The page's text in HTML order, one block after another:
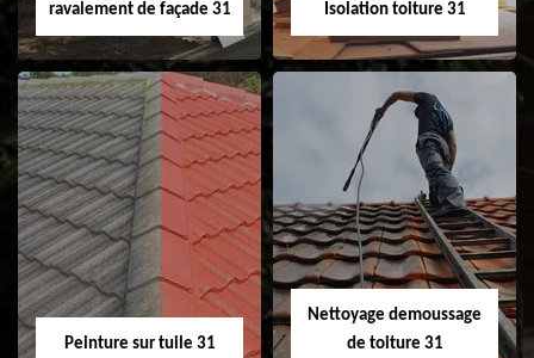
ravalement de façade 31
Nettoyage et
ravalement de
façade 31
Isolation toiture 31
Isolation toiture 31
Peinture sur tuile 31
Nettoyage demoussage
de toiture 31